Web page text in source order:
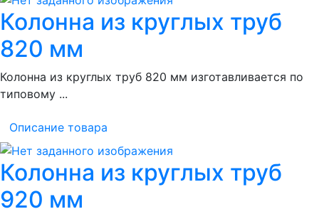
Колонна из круглых труб
820 мм
Колонна из круглых труб 820 мм изготавливается по
типовому ...
Описание товара
Колонна из круглых труб
920 мм